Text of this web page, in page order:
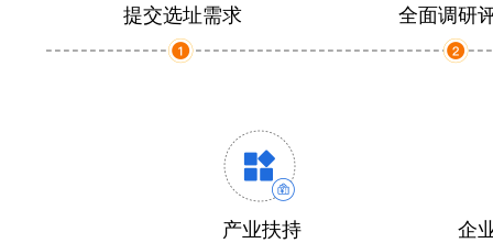
提交选址需求 全面调研
产业扶持 企